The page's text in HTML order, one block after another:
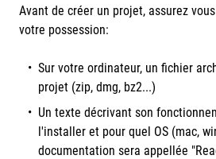
Avant de créer un projet, assurez
votre possession:
Sur votre ordinateur, un fichier
projet (zip, dmg, bz2...)
Un texte décrivant son
l'installer et pour quel OS (mac,
documentation sera appellée